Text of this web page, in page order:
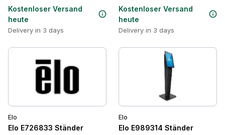
Kostenloser Versand
heute
Delivery in 3 days
Kostenloser Versand
heute
Delivery in 3 days
Elo
Elo E726833 Ständer
Elo
Elo E989314 Ständer